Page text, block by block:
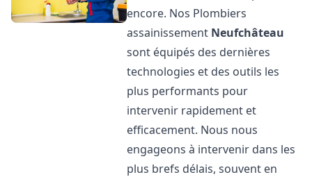
encore. Nos Plombiers
assainissement Neufchâteau
sont équipés des dernières
technologies et des outils les
plus performants pour
intervenir rapidement et
efficacement. Nous nous
engageons à intervenir dans les
plus brefs délais, souvent en